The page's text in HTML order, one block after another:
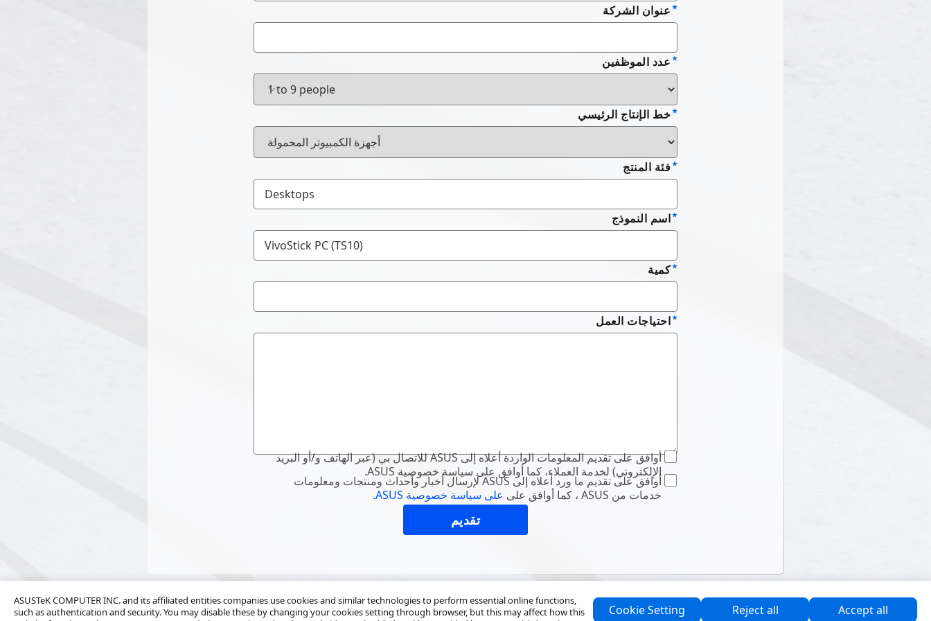
ASUSTeK COMPUTER INC. and its affiliated entities companies use cookies and similar technologies to perform essential online functions,
such as authentication and security. You may disable these by changing your cookies setting through browser, but this may affect how this
Cookie Setting Reject all Accept all
عنوان الشركة
عدد الموظفين
خط الإنتاج الرئيسي
فئة المنتج
اسم النموذج
كمية
احتياجات العمل
أوافق على تقديم المعلومات الواردة أعلاه إلى ASUS للاتصال بي (عبر الهاتف و/أو البريد
الإلكتروني) لخدمة العملاء، كما أوافق على سياسة خصوصية ASUS.
أوافق على تقديم ما ورد أعلاه إلى ASUS لإرسال أخبار وأحداث ومنتجات ومعلومات
خدمات من ASUS ، كما أوافق على
على سياسة خصوصية ASUS.